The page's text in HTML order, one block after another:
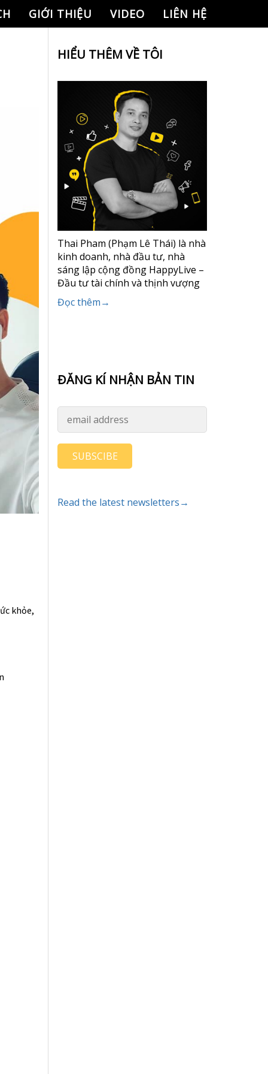
GIỚI THIỆU VIDEO LIÊN HỆ
khỏe,
HIỂU THÊM VỀ TÔI
Thai Pham (Phạm Lê Thái) là nhà
kinh doanh, nhà đầu tư, nhà
sáng lập cộng đồng HappyLive –
Đầu tư tài chính và thịnh vượng
Đọc thêm→
ĐĂNG KÍ NHẬN BẢN TIN
SUBSCIBE
Read the latest newsletters→